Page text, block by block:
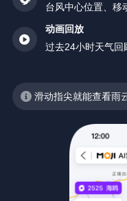
台风中心位置、移
动画回放
过去24小时天气回
滑动指尖就能查看雨